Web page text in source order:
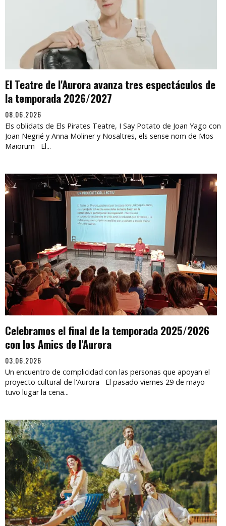
El Teatre de l'Aurora avanza tres espectáculos de
la temporada 2026/2027
08.06.2026
Els oblidats de Els Pirates Teatre, I Say Potato de Joan Yago con
Joan Negrié y Anna Moliner y Nosaltres, els sense nom de Mos
Maiorum El...
Celebramos el final de la temporada 2025/2026
con los Amics de l'Aurora
03.06.2026
Un encuentro de complicidad con las personas que apoyan el
proyecto cultural de l'Aurora El pasado viernes 29 de mayo
tuvo lugar la cena...